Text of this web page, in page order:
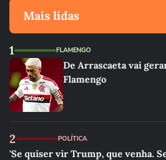
Mais lidas
1 FLAMENGO
De Arrascaeta vai
Flamengo
2 POLÍTICA
'Se quiser vir Trump, que venha.